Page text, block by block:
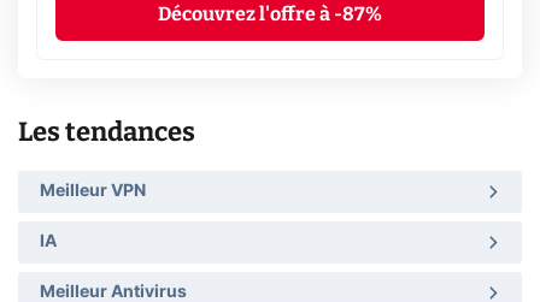
Découvrez l'offre à -87%
Les tendances
Meilleur VPN
IA
Meilleur Antivirus